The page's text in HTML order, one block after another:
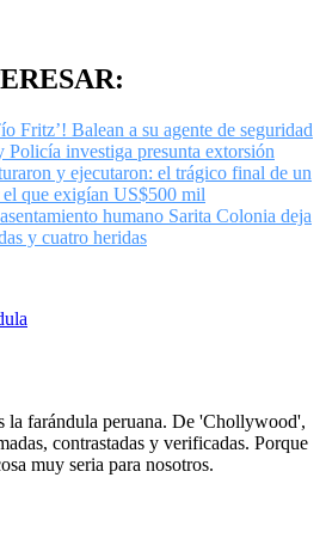
Fritz’! Balean a su agente de seguridad
Policía investiga presunta extorsión
y ejecutaron: el trágico final de un
que exigían US$500 mil
humano Sarita Colonia deja
y cuatro heridas
la farándula peruana. De 'Chollywood',
contrastadas y verificadas. Porque
muy seria para nosotros.